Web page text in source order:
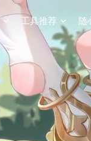
工具推荐 随